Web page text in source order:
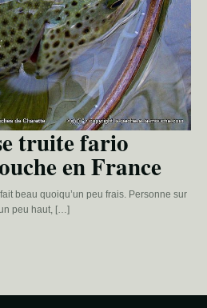
truite fario
en France
beau quoiqu’un peu frais. Personne sur
peu haut, […]